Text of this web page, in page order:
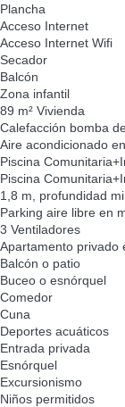
Plancha
Acceso Internet
Acceso Internet Wifi
Secador
Balcón
Zona infantil
89 m² Vivienda
Calefacción bomba
Aire acondicionado
Piscina
Piscina
1,8 m, profundidad
Parking aire libre en
3 Ventiladores
Apartamento privado
Balcón o patio
Buceo o esnórquel
Comedor
Cuna
Deportes acuáticos
Entrada privada
Esnórquel
Excursionismo
Niños permitidos